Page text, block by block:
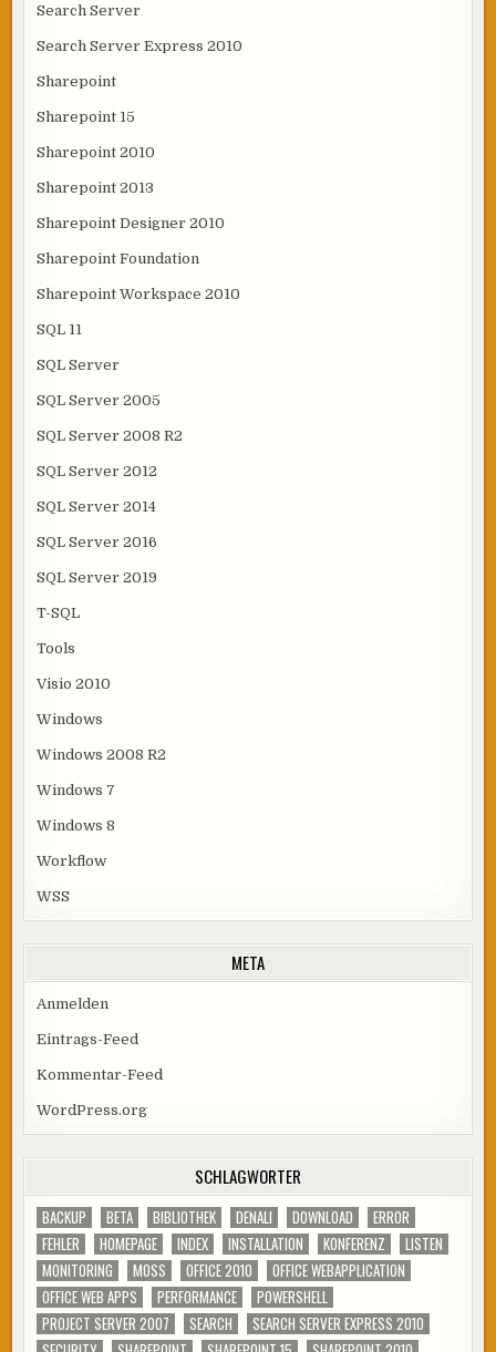
Search Server
Search Server Express 2010
Sharepoint
Sharepoint 15
Sharepoint 2010
Sharepoint 2013
Sharepoint Designer 2010
Sharepoint Foundation
Sharepoint Workspace 2010
SQL 11
SQL Server
SQL Server 2005
SQL Server 2008 R2
SQL Server 2012
SQL Server 2014
SQL Server 2016
SQL Server 2019
T-SQL
Tools
Visio 2010
Windows
Windows 2008 R2
Windows 7
Windows 8
Workflow
WSS
META
Anmelden
Eintrags-Feed
Kommentar-Feed
WordPress.org
SCHLAGWÖRTER
BACKUP BETA BIBLIOTHEK DENALI DOWNLOAD
ERROR
FEHLER
HOMEPAGE INDEX INSTALLATION KONFERENZ
LISTEN
MONITORING
MOSS OFFICE 2010
OFFICE WEBAPPLICATION
OFFICE WEB APPS
PERFORMANCE
POWERSHELL
PROJECT SERVER 2007
SEARCH
SEARCH SERVER EXPRESS 2010